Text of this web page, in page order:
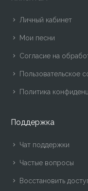
Личный кабинет
Мои песни
Согласие на
Пользовательское
Политика
Поддержка
Чат поддержки
Частые вопросы
Восстановить